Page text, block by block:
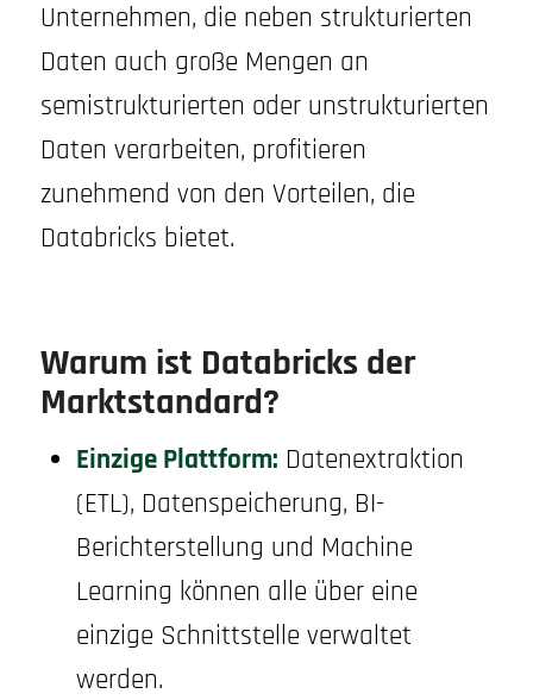
Unternehmen, die neben strukturierten
Daten auch große Mengen an
semistrukturierten oder unstrukturierten
Daten verarbeiten, profitieren
zunehmend von den Vorteilen, die
Databricks bietet.
Warum ist Databricks der
Marktstandard?
Einzige Plattform: Datenextraktion
(ETL), Datenspeicherung, BI-
Berichterstellung und Machine
Learning können alle über eine
einzige Schnittstelle verwaltet
werden.